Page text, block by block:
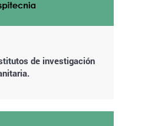
de investigación